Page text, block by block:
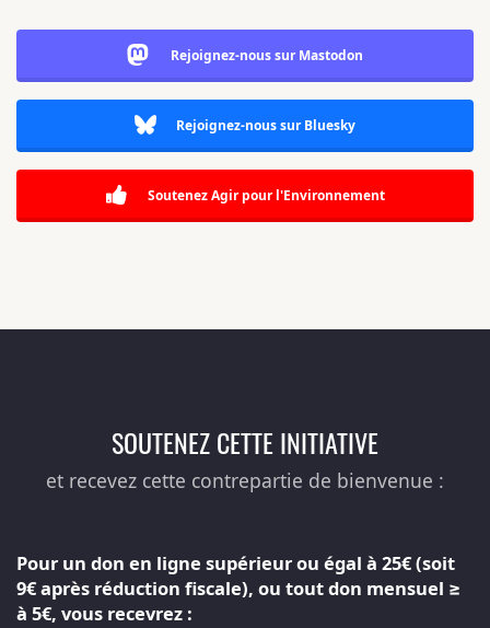
Rejoignez-nous sur Mastodon
Rejoignez-nous sur Bluesky
Soutenez Agir pour l'Environnement
SOUTENEZ CETTE INITIATIVE
et recevez cette contrepartie de bienvenue :
Pour un don en ligne supérieur ou égal à 25€ (soit
9€ après réduction fiscale), ou tout don mensuel ≥
à 5€, vous recevrez :